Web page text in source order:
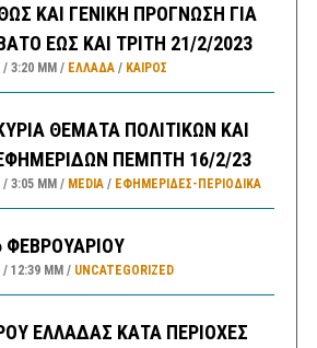
ΚΑΙ ΓΕΝΙΚΗ ΠΡΟΓΝΩΣΗ ΓΙΑ
ΕΩΣ ΚΑΙ ΤΡΙΤΗ 21/2/2023
3:20 ΜΜ ΕΛΛΑΔA/ ΚΑΙΡΌΣ
ΘΕΜΑΤΑ ΠΟΛΙΤΙΚΩΝ ΚΑΙ
ΠΕΜΠΤΗ 16/2/23
3:05 ΜΜ MEDIA/ ΕΦΗΜΕΡΊΔΕΣ-ΠΕΡΙΟΔΙΚΆ
12:39 ΜΜ UNCATEGORIZED
ΕΛΛΑΔΑΣ ΚΑΤΑ ΠΕΡΙΟΧΕΣ